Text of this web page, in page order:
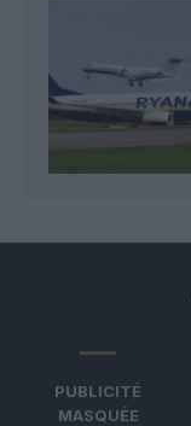
PUBLICITÉ
MASQUÉE